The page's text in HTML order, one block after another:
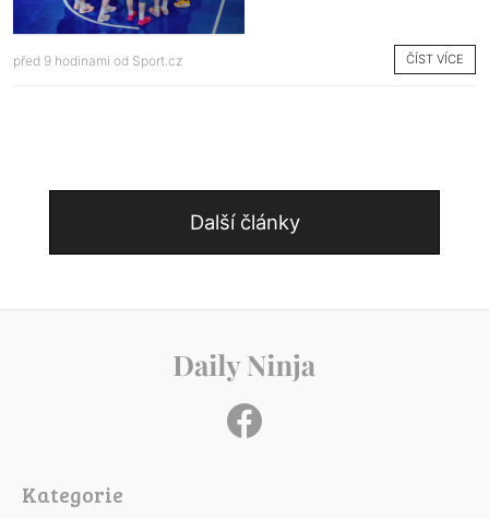
před 9 hodinami od Sport.cz ČÍST VÍCE
Další články
Kategorie